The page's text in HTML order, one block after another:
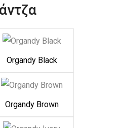
Organdy Black
Organdy Brown